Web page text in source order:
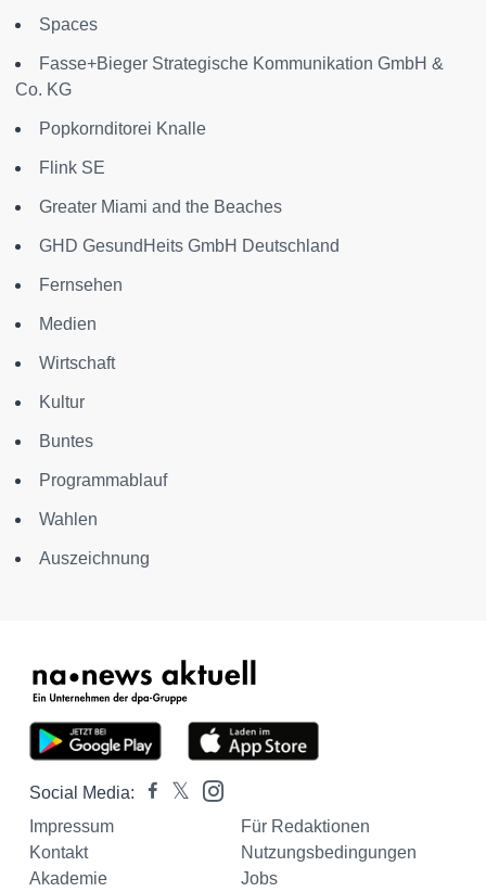
Spaces
Fasse+Bieger Strategische Kommunikation GmbH &
Co. KG
Popkornditorei Knalle
Flink SE
Greater Miami and the Beaches
GHD GesundHeits GmbH Deutschland
Fernsehen
Medien
Wirtschaft
Kultur
Buntes
Programmablauf
Wahlen
Auszeichnung
Social Media:
Impressum
Für Redaktionen
Kontakt
Nutzungsbedingungen
Akademie
Jobs